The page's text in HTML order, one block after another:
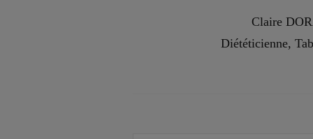
Claire
Diététicienne,